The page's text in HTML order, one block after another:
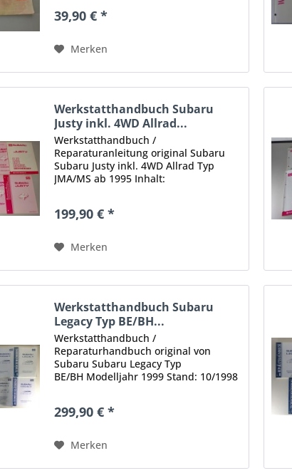
kleine Wartungsarbeiten,
39,90 € *
Merken
Werkstatthandbuch Subaru
Justy inkl. 4WD Allrad...
Werkstatthandbuch /
Reparaturanleitung original Subaru
Subaru Justy inkl. 4WD Allrad Typ
JMA/MS ab 1995 Inhalt:
Lenkung, Aufhängung, Räder und
199,90 € *
Merken
Werkstatthandbuch Subaru
Legacy Typ BE/BH...
Werkstatthandbuch /
Reparaturhandbuch original von
Subaru Subaru Legacy Typ
BE/BH Modelljahr 1999 Stand: 10/1998
Hinweise Übergabe-Inspektion
299,90 € *
Merken